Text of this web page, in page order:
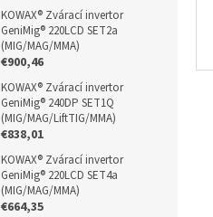
KOWAX® Zvárací invertor
GeniMig® 220LCD SET2a
(MIG/MAG/MMA)
€900,46
KOWAX® Zvárací invertor
GeniMig® 240DP SET1Q
(MIG/MAG/LiftTIG/MMA)
€838,01
KOWAX® Zvárací invertor
GeniMig® 220LCD SET4a
(MIG/MAG/MMA)
€664,35